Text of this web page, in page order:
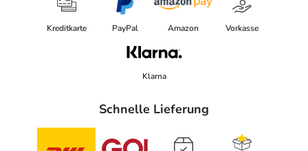
Kreditkarte PayPal Amazon Vorkasse
Klarna
Schnelle Lieferung